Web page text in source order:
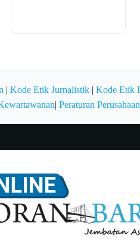
Kode Etik Jurnalistik Kode Etik
| Peraturan